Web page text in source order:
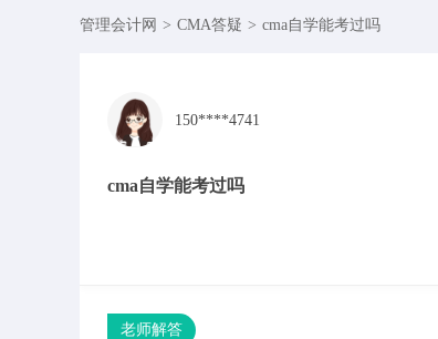
管理会计网 > CMA答疑 > cma自学能考过吗
150****4741
cma自学能考过吗
老师解答